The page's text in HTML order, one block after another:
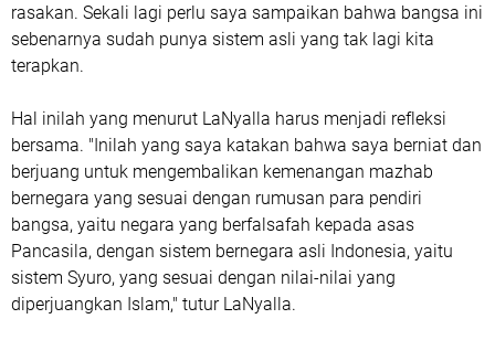
rasakan. Sekali lagi perlu saya sampaikan bahwa bangsa ini
sebenarnya sudah punya sistem asli yang tak lagi kita
terapkan.
Hal inilah yang menurut LaNyalla harus menjadi refleksi
bersama. "Inilah yang saya katakan bahwa saya berniat dan
berjuang untuk mengembalikan kemenangan mazhab
bernegara yang sesuai dengan rumusan para pendiri
bangsa, yaitu negara yang berfalsafah kepada asas
Pancasila, dengan sistem bernegara asli Indonesia, yaitu
sistem Syuro, yang sesuai dengan nilai-nilai yang
diperjuangkan Islam," tutur LaNyalla.